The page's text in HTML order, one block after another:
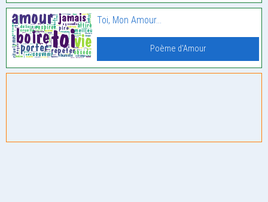
Toi, Mon Amour…
Poème d'Amour